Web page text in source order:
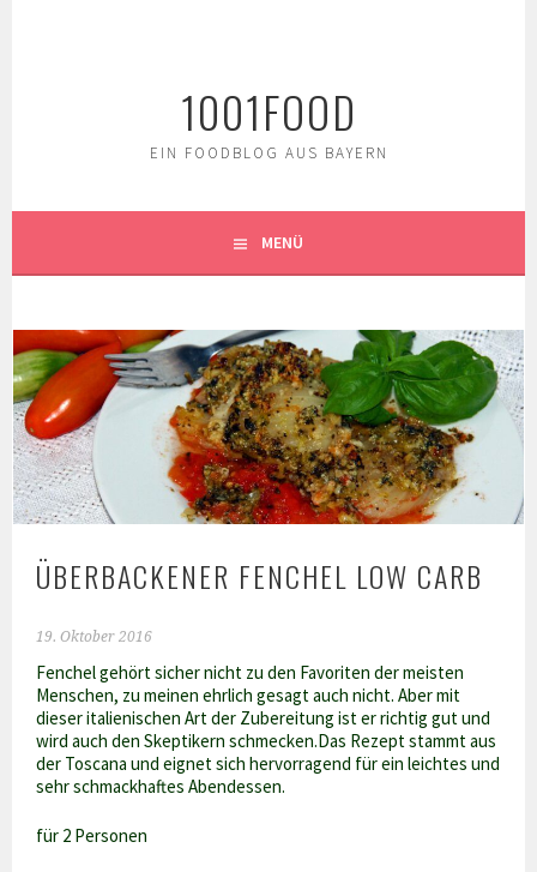
1001FOOD
EIN FOODBLOG AUS BAYERN
MENÜ
ÜBERBACKENER FENCHEL LOW CARB
19. Oktober 2016
Fenchel gehört sicher nicht zu den Favoriten der meisten
Menschen, zu meinen ehrlich gesagt auch nicht. Aber mit
dieser italienischen Art der Zubereitung ist er richtig gut und
wird auch den Skeptikern schmecken.Das Rezept stammt aus
der Toscana und eignet sich hervorragend für ein leichtes und
sehr schmackhaftes Abendessen.
für 2 Personen